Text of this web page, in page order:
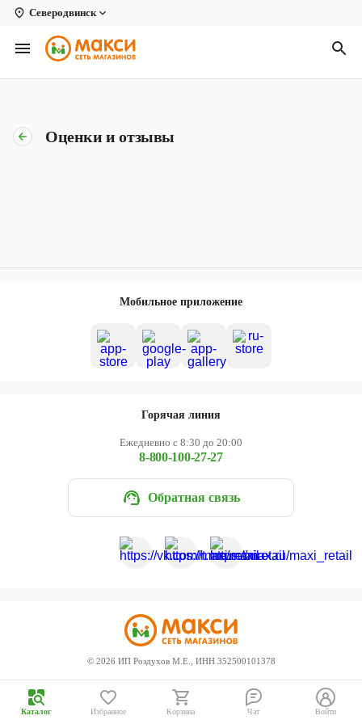
Северодвинск
Вологда
Архангельск
Киров
Новодвинск
Оценки и отзывы
Мобильное приложение
Горячая линия
Ежедневно с 8:30 до 20:00
8-800-100-27-27
Обратная связь
© 2026 ИП Роздухов М.Е., ИНН 352500101378
Каталог Избранное Корзина Чат Войти